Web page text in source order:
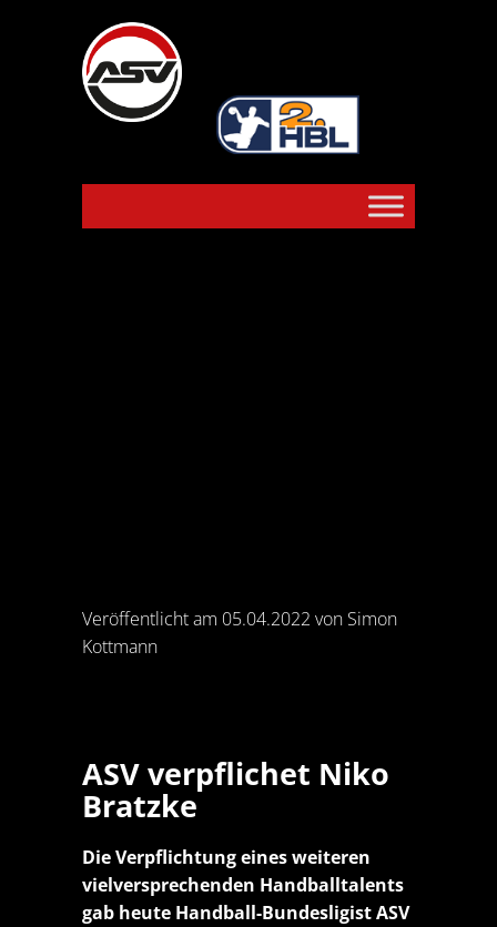
Veröffentlicht am 05.04.2022 von Simon
Kottmann
ASV verpflichet Niko
Bratzke
Die Verpflichtung eines weiteren
vielversprechenden Handballtalents
gab heute Handball-Bundesligist ASV